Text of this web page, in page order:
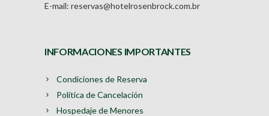
E-mail: reservas@hotelrosenbrock.com.br
INFORMACIONES IMPORTANTES
Condiciones de Reserva
Política de Cancelación
Hospedaje de Menores